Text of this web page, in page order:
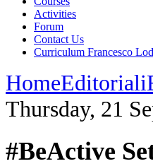
Activities
Forum
Contact Us
Curriculum Francesco
HomeEditoriali
Thursday, 21
#BeActive